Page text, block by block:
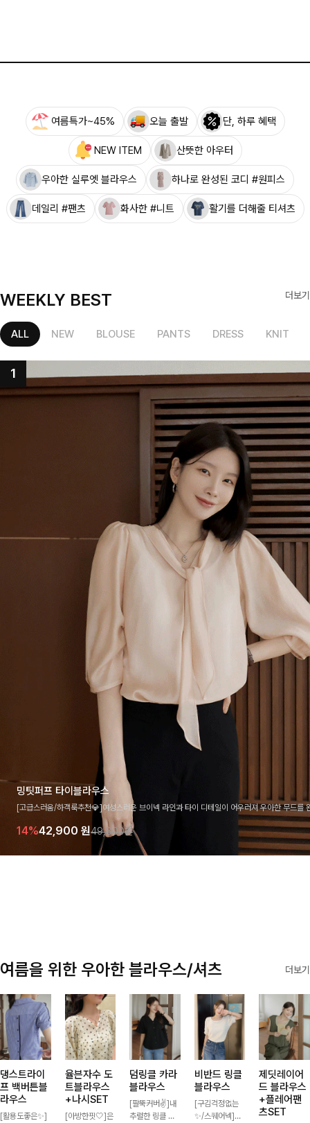
여름특가~45% 오늘 출발 단, 하루 혜택
NEW ITEM 산뜻한 아우터
우아한 실루엣 블라우스 하나로 완성된 코디 #원피스
데일리 #팬츠 화사한 #니트 활기를 더해줄 티셔츠
WEEKLY BEST 더보기
ALL NEW BLOUSE PANTS DRESS KNIT
밍팃퍼프 타이블라우스
[고급스러움/하객룩추천💎]여성스러운 브이넥 라인과 타이 디테일이 어우러져 우아한 무드를
라우스 🤍 여유로운 7부 소매로 편안하게 착용되며 데일리룩부터 출근룩, 하객룩까지 세련된
기 좋은 아이템이에요
14%42,900 원49,800원
여름을 위한 우아한 블라우스/셔츠 더보기
댕스트라이
프 백버튼블
라우스
[활용도좋은✨]
율븐자수 도
트블라우스
+나시SET
[아방한핏🤍]은
덤링클 카라
블라우스
[팔뚝커버✌]내
추럴한 링클 텍
비반드 링클
블라우스
[구김걱정없는
✨/스퀘어넥]입
제딧레이어
드 블라우스
+플레어팬
츠SET